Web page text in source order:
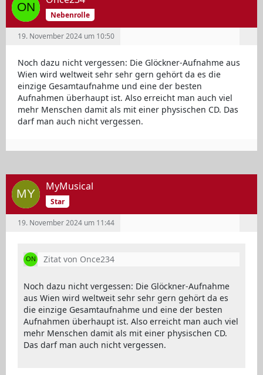
Nebenrolle
19. November 2024 um 10:50
Noch dazu nicht vergessen: Die Glöckner-Aufnahme aus
Wien wird weltweit sehr sehr gern gehört da es die
einzige Gesamtaufnahme und eine der besten
Aufnahmen überhaupt ist. Also erreicht man auch viel
mehr Menschen damit als mit einer physischen CD. Das
darf man auch nicht vergessen.
MyMusical
Star
19. November 2024 um 11:44
Zitat von Once234
Noch dazu nicht vergessen: Die Glöckner-Aufnahme
aus Wien wird weltweit sehr sehr gern gehört da es
die einzige Gesamtaufnahme und eine der besten
Aufnahmen überhaupt ist. Also erreicht man auch viel
mehr Menschen damit als mit einer physischen CD.
Das darf man auch nicht vergessen.